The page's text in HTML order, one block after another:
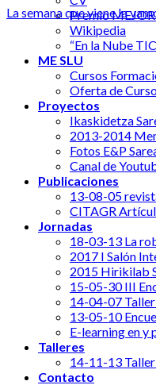
Premio
Wikipedia
“En la Nube
ME SLU
Cursos
Oferta de
Proyectos
Ikaskidetza
2013-2014
Fotos E&P
Canal de
Publicaciones
13-08-05
CITAGR
Jornadas
18-03-13 La
2017 I Salón
2015 Hirikilab
15-05-30 III
14-04-07
13-05-10
E-learning en y
Talleres
14-11-13
Contacto
La semana que viene la